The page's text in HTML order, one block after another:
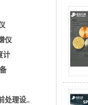
仪
计
处理设..